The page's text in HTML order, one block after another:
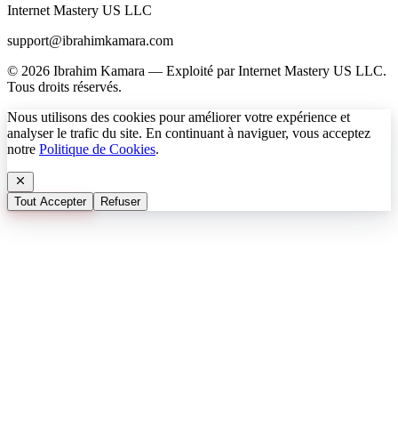
Internet Mastery US LLC
support@ibrahimkamara.com
© 2026 Ibrahim Kamara — Exploité par Internet Mastery US LLC.
Tous droits réservés.
Nous utilisons des cookies pour améliorer votre expérience et
analyser le trafic du site. En continuant à naviguer, vous acceptez
notre Politique de Cookies.
Tout Accepter Refuser